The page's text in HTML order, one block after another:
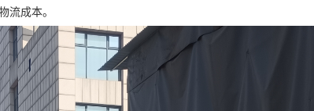
流成本。